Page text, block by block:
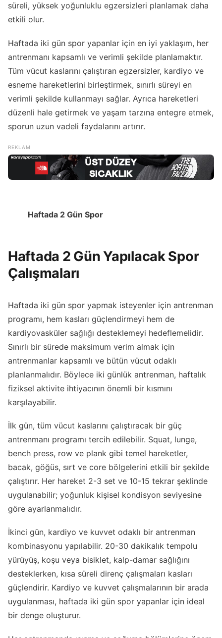
süreli, yüksek yoğunluklu egzersizleri planlamak daha
etkili olur.
Haftada iki gün spor yapanlar için en iyi yaklaşım, her
antrenmanı kapsamlı ve verimli şekilde planlamaktır.
Tüm vücut kaslarını çalıştıran egzersizler, kardiyo ve
esneme hareketlerini birleştirmek, sınırlı süreyi en
verimli şekilde kullanmayı sağlar. Ayrıca hareketleri
düzenli hale getirmek ve yaşam tarzına entegre etmek,
sporun uzun vadeli faydalarını artırır.
Haftada 2 Gün Spor
Haftada 2 Gün Yapılacak Spor
Çalışmaları
Haftada iki gün spor yapmak isteyenler için antrenman
programı, hem kasları güçlendirmeyi hem de
kardiyovasküler sağlığı desteklemeyi hedeflemelidir.
Sınırlı bir sürede maksimum verim almak için
antrenmanlar kapsamlı ve bütün vücut odaklı
planlanmalıdır. Böylece iki günlük antrenman, haftalık
fiziksel aktivite ihtiyacının önemli bir kısmını
karşılayabilir.
İlk gün, tüm vücut kaslarını çalıştıracak bir güç
antrenmanı programı tercih edilebilir. Squat, lunge,
bench press, row ve plank gibi temel hareketler,
bacak, göğüs, sırt ve core bölgelerini etkili bir şekilde
çalıştırır. Her hareket 2-3 set ve 10-15 tekrar şeklinde
uygulanabilir; yoğunluk kişisel kondisyon seviyesine
göre ayarlanmalıdır.
İkinci gün, kardiyo ve kuvvet odaklı bir antrenman
kombinasyonu yapılabilir. 20-30 dakikalık tempolu
yürüyüş, koşu veya bisiklet, kalp-damar sağlığını
desteklerken, kısa süreli direnç çalışmaları kasları
güçlendirir. Kardiyo ve kuvvet çalışmalarının bir arada
uygulanması, haftada iki gün spor yapanlar için ideal
bir denge oluşturur.